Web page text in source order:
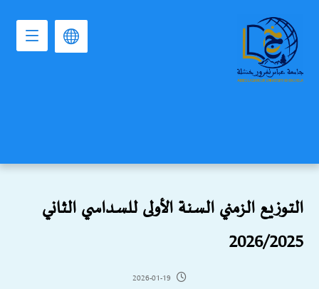
التوزيع الزمني السنة الأولى للسداسي الثاني
2026/2025
2026-01-19